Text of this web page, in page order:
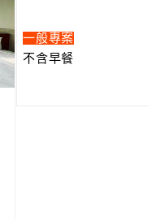
一般專案
不含早餐